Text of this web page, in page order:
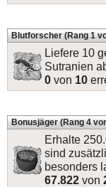
Blutforscher (Rang 1
Liefere 10
Sutranien
0 von 10
Bonusjäger (Rang 4
Erhalte
sind
besonders
67.822 von